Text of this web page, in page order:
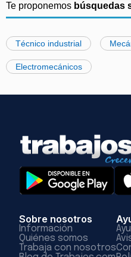
Te proponemos búsquedas
Técnico industrial
Electromecánicos
Sobre nosotros
Información
Quiénes somos
Trabaja con nosotros